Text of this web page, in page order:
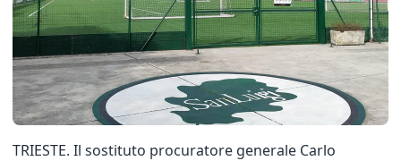
TRIESTE. Il sostituto procuratore generale Carlo